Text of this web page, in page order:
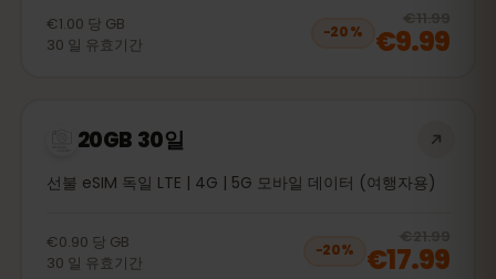
€1.00 당 GB
30 일 유효기간
−20%
€11.99
€9.99
20GB 30일
선불 eSIM 독일 LTE | 4G | 5G 모바일 데이터 (여행자용)
€0.90 당 GB
30 일 유효기간
−20%
€21.99
€17.99